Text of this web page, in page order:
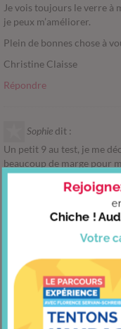
Je vois toujours le verre à
je peux m’améliorer.
Plein de bonnes chose à
Christine Claisse
Répondre
Sophie dit :
Un petit 9 au test, je me
beaucoup de marge pour
je n arrive pas au
est et mail et mot de
pourriez vous m aider svp.
power patate ds les
Votre
Chiche !